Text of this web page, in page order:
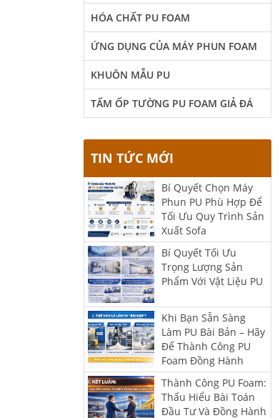
HÓA CHẤT PU FOAM
ỨNG DỤNG CỦA MÁY PHUN FOAM
KHUÔN MẪU PU
TẤM ỐP TƯỜNG PU FOAM GIẢ ĐÁ
TIN TỨC MỚI
Bí Quyết Chọn Máy
Phun PU Phù Hợp Để
Tối Ưu Quy Trình Sản
Xuất Sofa
Bí Quyết Tối Ưu
Trọng Lượng Sản
Phẩm Với Vật Liệu PU
Khi Bạn Sẵn Sàng
Làm PU Bài Bản – Hãy
Để Thành Công PU
Foam Đồng Hành
Thành Công PU Foam:
Thấu Hiểu Bài Toán
Đầu Tư Và Đồng Hành